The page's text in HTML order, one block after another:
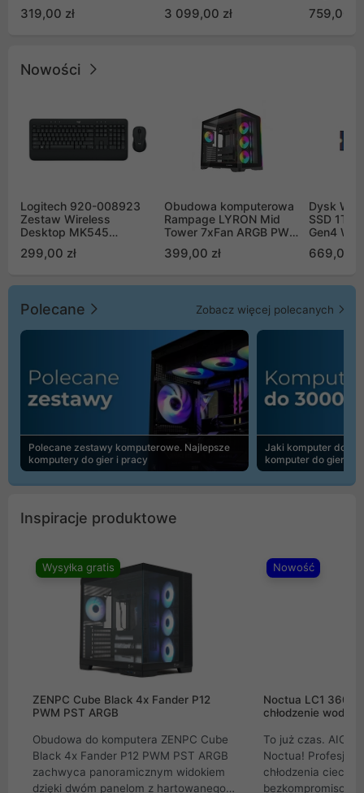
Push Pull (2szt)
319,00 zł
GB2050S)
3 099,00 zł 759,00 zł
Nowości
Logitech 920-008923
Zestaw Wireless
Desktop MK545
299,00 zł
Obudowa komputerowa
Rampage LYRON Mid
Tower 7xFan ARGB PWM
399,00 zł
Dysk WD
SSD 1TB
Gen4
669,00
Polecane Zobacz więcej polecanych
Polecane zestawy komputerowe. Najlepsze
komputery do gier i pracy
Jaki komputer do
komputer do gier |
Inspiracje produktowe
Wysyłka gratis
ZENPC Cube Black 4x Fander P12
PWM PST ARGB
Obudowa do komputera ZENPC Cube
Black 4x Fander P12 PWM PST ARGB
zachwyca panoramicznym widokiem
dzięki dwóm panelom z hartowanego
Nowość
Noctua LC1
chłodzenie wodne
To już czas. AIO
Noctua!
chłodzenia cieczą